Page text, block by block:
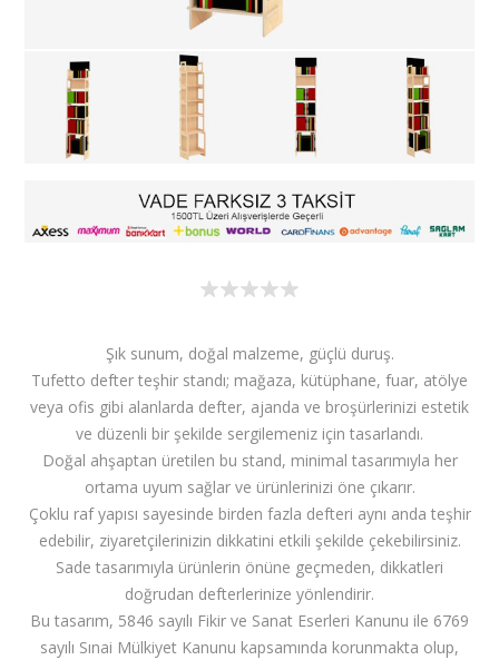
Şık sunum, doğal malzeme, güçlü duruş.
Tufetto defter teşhir standı; mağaza, kütüphane, fuar, atölye
veya ofis gibi alanlarda defter, ajanda ve broşürlerinizi estetik
ve düzenli bir şekilde sergilemeniz için tasarlandı.
Doğal ahşaptan üretilen bu stand, minimal tasarımıyla her
ortama uyum sağlar ve ürünlerinizi öne çıkarır.
Çoklu raf yapısı sayesinde birden fazla defteri aynı anda teşhir
edebilir, ziyaretçilerinizin dikkatini etkili şekilde çekebilirsiniz.
Sade tasarımıyla ürünlerin önüne geçmeden, dikkatleri
doğrudan defterlerinize yönlendirir.
Bu tasarım, 5846 sayılı Fikir ve Sanat Eserleri Kanunu ile 6769
sayılı Sınai Mülkiyet Kanunu kapsamında korunmakta olup,